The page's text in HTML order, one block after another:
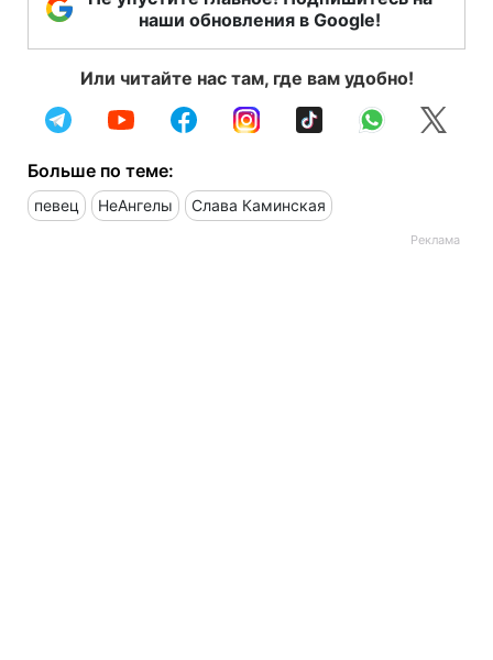
наши обновления в Google!
Или читайте нас там, где вам удобно!
Больше по теме:
певец НеАнгелы Слава Каминская